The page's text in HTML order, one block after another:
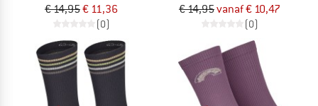
€ 14,95€ 11,36
(0)
€ 14,95vanaf € 10,47
(0)